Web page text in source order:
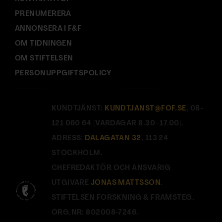
PRENUMERERA
ANNONSERA I F&F
OM TIDNINGEN
OM STIFTELSEN
PERSONUPPGIFTSPOLICY
KUNDTJÄNST: KUNDTJANST@FOF.SE , 08-
121 060 64 (VARDAGAR 8.30–17.00).
ADRESS: DALAGATAN 32 , 113 24
STOCKHOLM.
CHEFREDAKTÖR OCH ANSVARIG
UTGIVARE JONAS MATTSSON .
STIFTELSEN FORSKNING & FRAMSTEG.
ORG.NR: 802008-7246.